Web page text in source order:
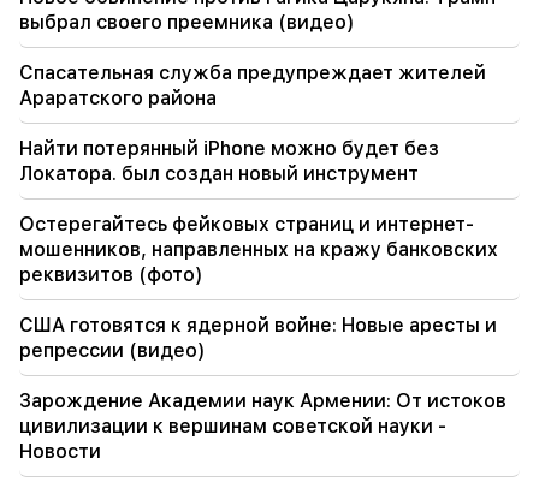
00:57
«Реал» объявил о переходе Яна Диоманде.
чиновник
00:24
Дорогой подарок Анаит Киракосян и ее
бывшего мужа на свадьбу дочери (видео)
23:58
Пезешкиан поблагодарил соседние страны за
поддержку Ирана
22:58
13 пассажиров самолета получили ранения.
Индия
22:15
Вызов Гарегина Б.Вепахара в суд недопустим
и предосудителен. Арам I
выбрал своего преемника (видео)
Спасательная служба предупреждает жителей
Араратского района
Найти потерянный iPhone можно будет без
Локатора. был создан новый инструмент
Остерегайтесь фейковых страниц и интернет-
мошенников, направленных на кражу банковских
реквизитов (фото)
США готовятся к ядерной войне: Новые аресты и
репрессии (видео)
Зарождение Академии наук Армении: От истоков
цивилизации к вершинам советской науки -
Новости